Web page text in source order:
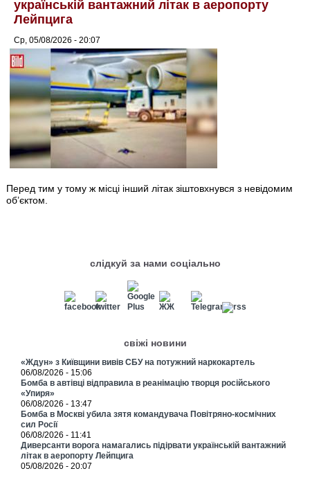
українській вантажний літак в аеропорту
Лейпцига
Ср, 05/08/2026 - 20:07
Перед тим у тому ж місці інший літак зіштовхнувся з невідомим
об’єктом.
слідкуй за нами соціально
свіжі новини
«Ждун» з Київщини вивів СБУ на потужний наркокартель
06/08/2026 - 15:06
Бомба в автівці відправила в реанімацію творця російського
«Упиря»
06/08/2026 - 13:47
Бомба в Москві убила зятя командувача Повітряно-космічних
сил Росії
06/08/2026 - 11:41
Диверсанти ворога намагались підірвати українській вантажний
літак в аеропорту Лейпцига
05/08/2026 - 20:07